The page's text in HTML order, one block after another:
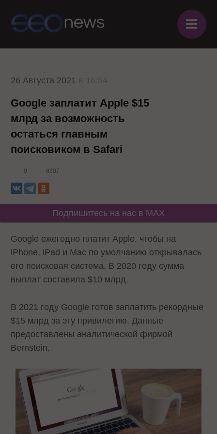
≡
26 Августа 2021
Google заплатит Apple $15
млрд за возможность
остаться главным
поисковиком в Safari
0 8607
Подпишитесь на нас в MAX
Google ежегодно платит Apple, чтобы на
iPhone, iPad и Mac по умолчанию открывалась
его поисковая система. В 2020 году сумма
выплат составила $10 млрд.
В 2021 году Google готов заплатить рекордные
$15 млрд за эту привилегию. Данные
предоставлены аналитической фирмой
Bernstein.